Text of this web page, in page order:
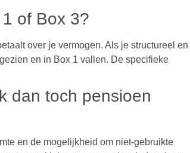
of Box 3?
over je vermogen. Als je structureel en
en in Box 1 vallen. De specifieke
dan toch pensioen
en de mogelijkheid om niet-gebruikte